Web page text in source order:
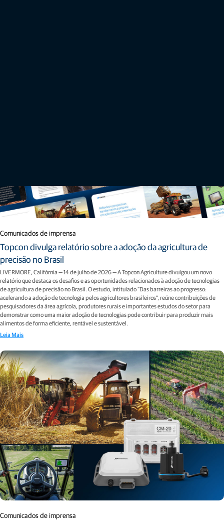
Comunicados de imprensa
Topcon divulga relatório sobre a adoção da agricultura de
precisão no Brasil
LIVERMORE, Califórnia — 14 de julho de 2026 — A Topcon Agriculture divulgou um novo
relatório que destaca os desafios e as oportunidades relacionados à adoção de tecnologias
de agricultura de precisão no Brasil. O estudo, intitulado "Das barreiras ao progresso:
acelerando a adoção de tecnologia pelos agricultores brasileiros", reúne contribuições de
pesquisadores da área agrícola, produtores rurais e importantes estudos do setor para
demonstrar como uma maior adoção de tecnologias pode contribuir para produzir mais
alimentos de forma eficiente, rentável e sustentável.
Leia Mais
Comunicados de imprensa